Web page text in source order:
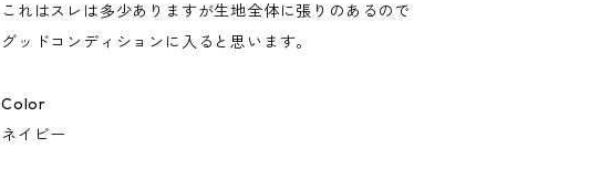
これはスレは多少ありますが生地全体に張りのあるので
グッドコンディションに入ると思います。
Color
ネイビー